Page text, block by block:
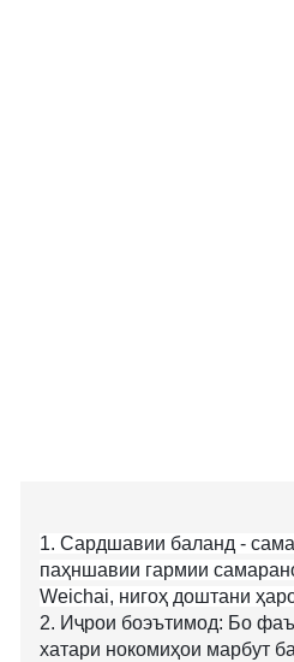
1. Сардшавии баланд -
паҳншавии гармии
Weichai, нигоҳ доштани
2. Иҷрои боэътимод: Бо
хатари нокомиҳои марбут